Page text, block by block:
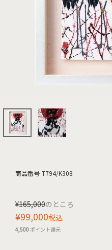
商品番号 T794/K308
¥165,000のところ
¥99,000税込
4,500ポイント還元